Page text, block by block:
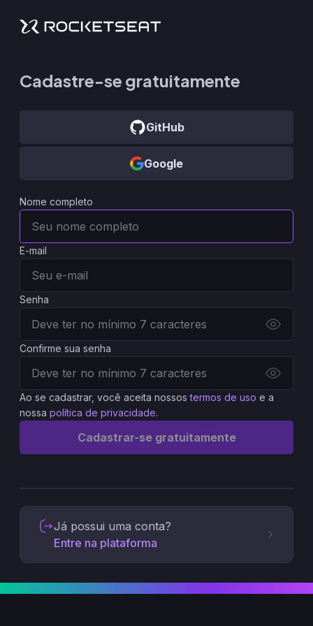
Cadastre-se gratuitamente
GitHub
Google
Nome completo
E-mail
Senha
Confirme sua senha
Ao se cadastrar, você aceita nossos termos de uso e a
nossa política de privacidade.
Cadastrar-se gratuitamente
Já possui uma conta?
Entre na plataforma